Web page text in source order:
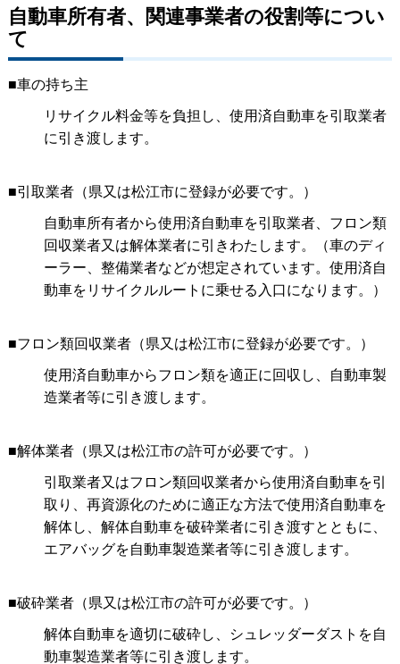
自動車所有者、関連事業者の役割等につい
て
■車の持ち主
リサイクル料金等を負担し、使用済自動車を引取業者
に引き渡します。
■引取業者（県又は松江市に登録が必要です。）
自動車所有者から使用済自動車を引取業者、フロン類
回収業者又は解体業者に引きわたします。（車のディ
ーラー、整備業者などが想定されています。使用済自
動車をリサイクルルートに乗せる入口になります。）
■フロン類回収業者（県又は松江市に登録が必要です。）
使用済自動車からフロン類を適正に回収し、自動車製
造業者等に引き渡します。
■解体業者（県又は松江市の許可が必要です。）
引取業者又はフロン類回収業者から使用済自動車を引
取り、再資源化のために適正な方法で使用済自動車を
解体し、解体自動車を破砕業者に引き渡すとともに、
エアバッグを自動車製造業者等に引き渡します。
■破砕業者（県又は松江市の許可が必要です。）
解体自動車を適切に破砕し、シュレッダーダストを自
動車製造業者等に引き渡します。